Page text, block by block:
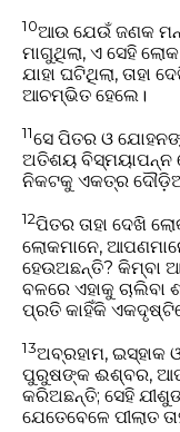
10ଆଉ ଯେଉଁ ଜଣକ
ମାଗୁଥିଲା, ଏ ସେହି
ଯାହା ଘଟିଥିଲା, ତାହା
ଆଚମ୍ଭିତ ହେଲେ।
11ସେ ପିତର ଓ
ଅତିଶୟ ବିସ୍ମୟାପନ୍ନ
ନିକଟକୁ ଏକତ୍ର
12ପିତର ତାହା ଦେଖି
ଲୋକମାନେ,
ହେଉଅଛନ୍ତି? କିମ୍ବା
ବଳରେ ଏହାକୁ ଚାଲିବା
ପ୍ରତି କାହିଁକି
13ଅବ୍ରହାମ,
ପୁରୁଷଙ୍କ ଈଶ୍ବର,
କରିଅଛନ୍ତି; ସେହି
ଯେତେବେଳେ ପୀଲାତ